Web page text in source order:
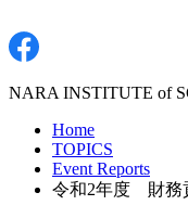
NARA INSTITUTE of
Home
TOPICS
Event Reports
令和2年度 財務